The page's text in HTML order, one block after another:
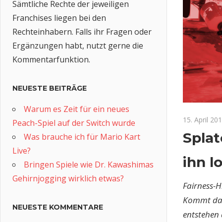
15. April
ihn
Fairness-
Kommt
entstehen
Sämtliche Rechte der jeweiligen
Franchises liegen bei den
Rechteinhabern. Falls ihr Fragen oder
Ergänzungen habt, nutzt gerne die
Kommentarfunktion.
NEUESTE BEITRÄGE
Warum es Zeit für ein neues
Peach-Spiel auf der Switch wurde
Was brauche ich für Mario Kart
Live?
Bringen Spiele wie Dr. Kawashimas
Gehirnjogging wirklich etwas?
NEUESTE KOMMENTARE